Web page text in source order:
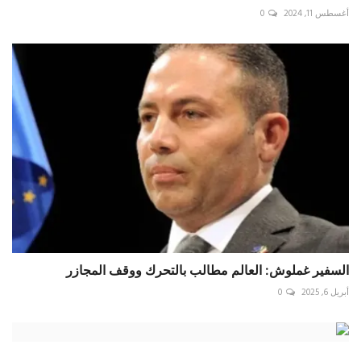
أغسطس 11, 2024 0
السفير غملوش: العالم مطالب بالتحرك ووقف المجازر
أبريل 6, 2025 0